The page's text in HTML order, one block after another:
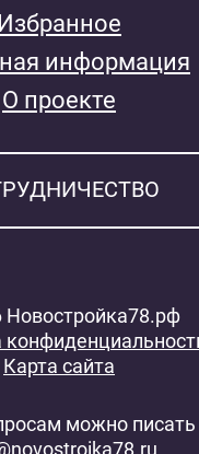
Избранное
информация
О проекте
Новостройка78.рф
Карта сайта
можно писать